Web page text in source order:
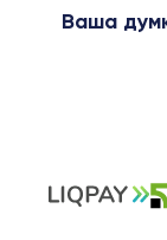
Ваша